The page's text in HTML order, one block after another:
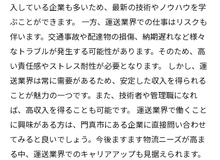
入している企業も多いため、最新の技術やノウハウを学
ぶことができます。 一方、運送業界での仕事はリスクも
伴います。交通事故や配達物の損傷、納期遅れなど様々
なトラブルが発生する可能性があります。そのため、高
い責任感やストレス耐性が必要となります。 しかし、運
送業界は常に需要があるため、安定した収入を得られる
ことが魅力の一つです。また、技術者や管理職になれ
ば、高収入を得ることも可能です。 運送業界で働くこと
に興味がある方は、門真市にある企業に直接問い合わせ
てみると良いでしょう。今後ますます物流ニーズが高ま
る中、運送業界でのキャリアアップも見据えられます。